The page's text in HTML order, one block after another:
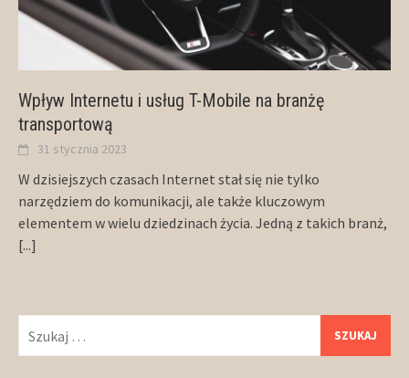
Wpływ Internetu i usług T-Mobile na branżę
transportową
31 stycznia 2023
W dzisiejszych czasach Internet stał się nie tylko
narzędziem do komunikacji, ale także kluczowym
elementem w wielu dziedzinach życia. Jedną z takich branż,
[...]